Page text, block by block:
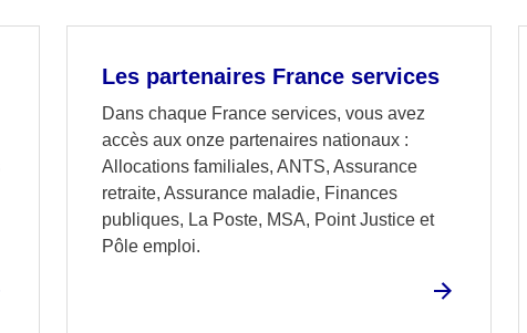
Les partenaires France services
Dans chaque France services, vous avez
accès aux onze partenaires nationaux :
Allocations familiales, ANTS, Assurance
retraite, Assurance maladie, Finances
publiques, La Poste, MSA, Point Justice et
Pôle emploi.